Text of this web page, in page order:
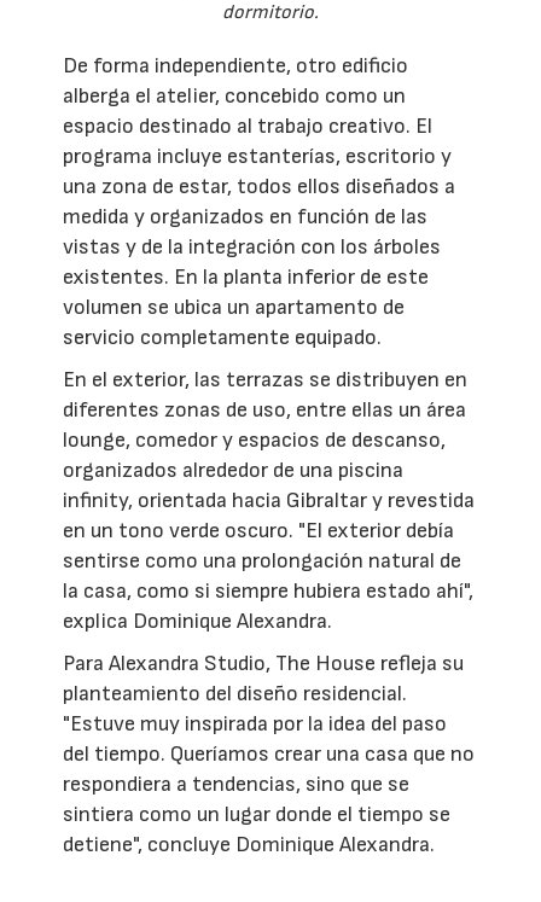
dormitorio.
De forma independiente, otro edificio
alberga el atelier, concebido como un
espacio destinado al trabajo creativo. El
programa incluye estanterías, escritorio y
una zona de estar, todos ellos diseñados a
medida y organizados en función de las
vistas y de la integración con los árboles
existentes. En la planta inferior de este
volumen se ubica un apartamento de
servicio completamente equipado.
En el exterior, las terrazas se distribuyen en
diferentes zonas de uso, entre ellas un área
lounge, comedor y espacios de descanso,
organizados alrededor de una piscina
infinity, orientada hacia Gibraltar y revestida
en un tono verde oscuro. "El exterior debía
sentirse como una prolongación natural de
la casa, como si siempre hubiera estado ahí",
explica Dominique Alexandra.
Para Alexandra Studio, The House refleja su
planteamiento del diseño residencial.
"Estuve muy inspirada por la idea del paso
del tiempo. Queríamos crear una casa que no
respondiera a tendencias, sino que se
sintiera como un lugar donde el tiempo se
detiene", concluye Dominique Alexandra.